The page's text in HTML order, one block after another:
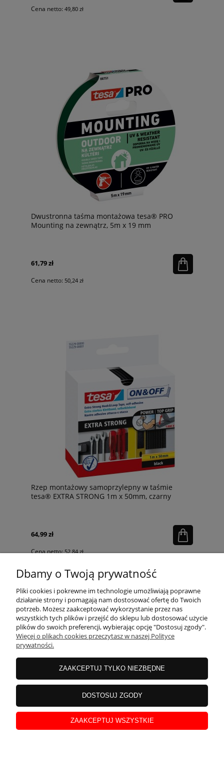
Cena netto: 49,80 zł
Dwustronna taśma montażowa tesa® PRO
Mounting na zewnątrz, 5m x 19 mm
61,79 zł
Cena netto: 50,24 zł
Rzep montażowy samoprzylepny w taśmie
tesa® EXTRA STRONG 1m x 50mm, czarny
64,99 zł
Cena netto:52,84 zł
Dbamy o Twoją prywatność
Pliki cookies i pokrewne im technologie umożliwiają poprawne
działanie strony i pomagają nam dostosować ofertę do Twoich
potrzeb. Możesz zaakceptować wykorzystanie przez nas
wszystkich tych plików i przejść do sklepu lub dostosować użycie
plików do swoich preferencji, wybierając opcję "Dostosuj zgody".
Więcej o plikach cookies przeczytasz w naszej Polityce
prywatności.
ZAAKCEPTUJ TYLKO NIEZBĘDNE
DOSTOSUJ ZGODY
ZAAKCEPTUJ WSZYSTKIE